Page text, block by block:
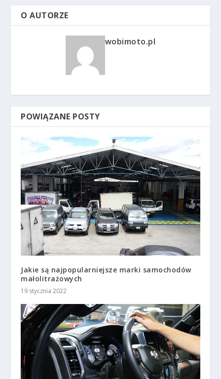
O AUTORZE
wobimoto.pl
POWIĄZANE POSTY
Jakie są najpopularniejsze marki samochodów
małolitrażowych
19 stycznia 2022